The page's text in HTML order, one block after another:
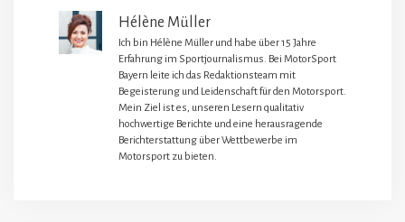
Hélène Müller
Ich bin Hélène Müller und habe über 15 Jahre
Erfahrung im Sportjournalismus. Bei MotorSport
Bayern leite ich das Redaktionsteam mit
Begeisterung und Leidenschaft für den Motorsport.
Mein Ziel ist es, unseren Lesern qualitativ
hochwertige Berichte und eine herausragende
Berichterstattung über Wettbewerbe im
Motorsport zu bieten.